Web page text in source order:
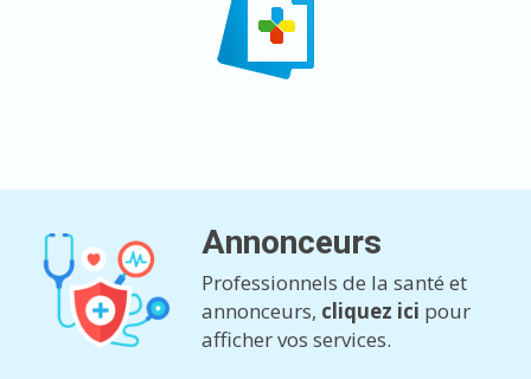
Annonceurs
Professionnels de la santé et
annonceurs, cliquez ici pour
afficher vos services.